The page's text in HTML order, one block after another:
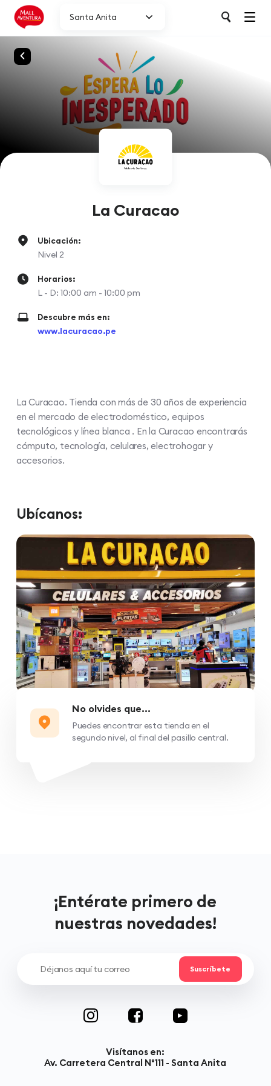
Santa Anita
La Curacao
Ubicación:
Nivel 2
Horarios:
L - D: 10:00 am - 10:00 pm
Descubre más en:
www.lacuracao.pe
La Curacao. Tienda con más de 30 años de experiencia
en el mercado de electrodoméstico, equipos
tecnológicos y línea blanca . En la Curacao encontrarás
cómputo, tecnología, celulares, electrohogar y
accesorios.
Ubícanos:
No olvides que...
Puedes encontrar esta tienda en el
segundo nivel, al final del pasillo central.
¡Entérate primero de
nuestras novedades!
Visítanos en:
Av. Carretera Central N°111 - Santa Anita